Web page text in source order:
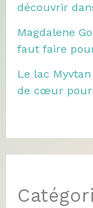
découvrir
Magdalene
faut faire
Le lac
de cœur pour